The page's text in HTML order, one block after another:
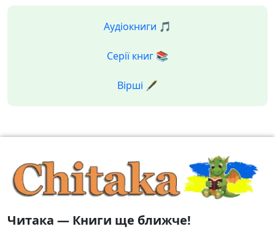
Аудіокниги 🎵
Серії книг 📚
Вірші 🖋️
Читака — Книги ще ближче!